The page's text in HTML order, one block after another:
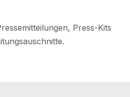
Press-Kits